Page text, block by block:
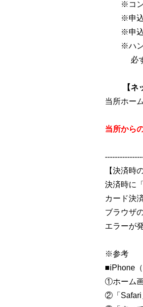
※コンビ
※申込後
※申込後
※ハンデ
必ず試
【ネ
当所ホー
当所から
【決済時
決済時に
カード決
ブラウザ
エラーが
※参考
■iPhone
①ホーム
②「Safari